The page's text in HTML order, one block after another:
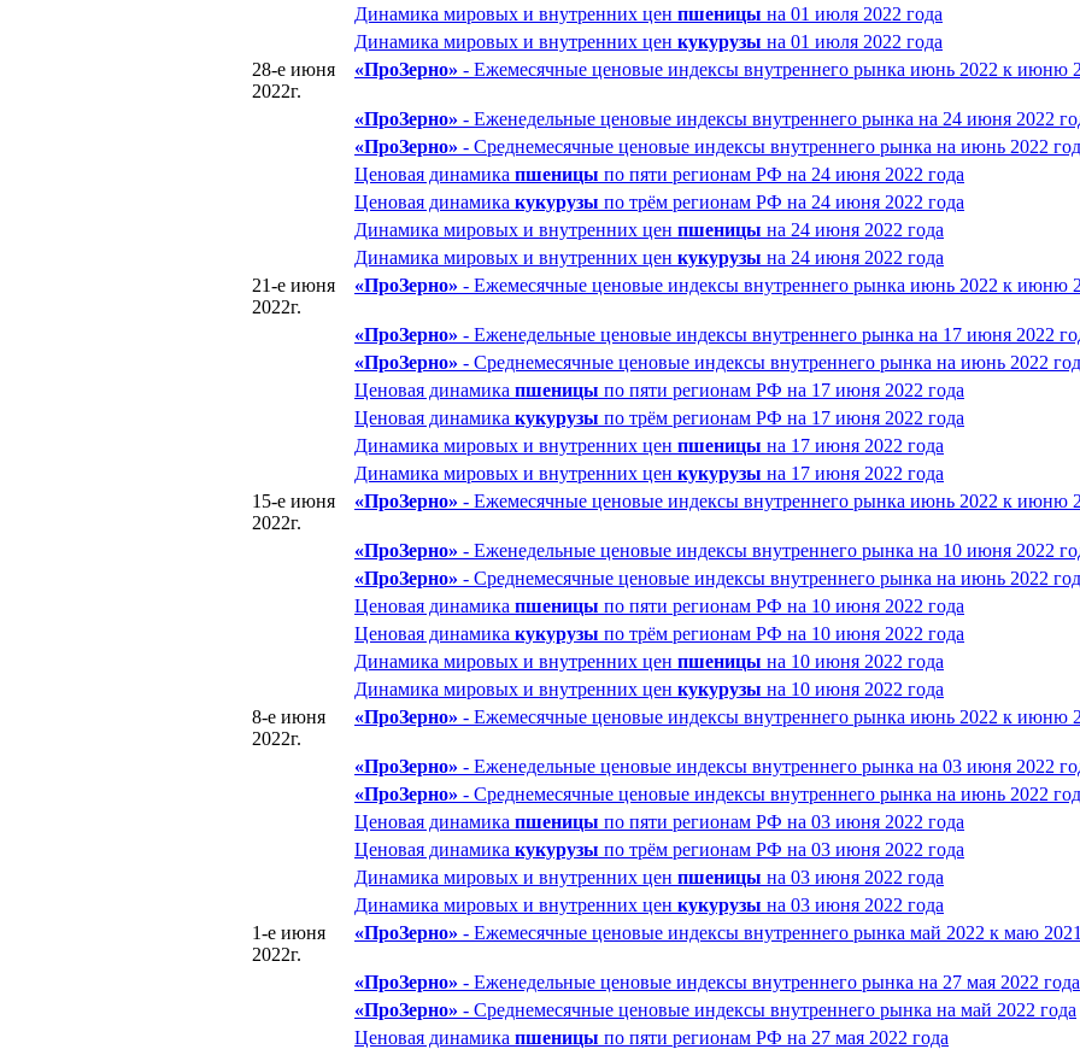
Динамика мировых и внутренних цен пшеницы на 01 июля 2022 года
Динамика мировых и внутренних цен кукурузы на 01 июля 2022 года
28-е июня
2022г.
«ПроЗерно» - Ежемесячные ценовые индексы внутреннего рынка июнь 2022 к июню
«ПроЗерно» - Еженедельные ценовые индексы внутреннего рынка на 24 июня 2022
«ПроЗерно» - Среднемесячные ценовые индексы внутреннего рынка на июнь 2022
Ценовая динамика пшеницы по пяти регионам РФ на 24 июня 2022 года
Ценовая динамика кукурузы по трём регионам РФ на 24 июня 2022 года
Динамика мировых и внутренних цен пшеницы на 24 июня 2022 года
Динамика мировых и внутренних цен кукурузы на 24 июня 2022 года
21-е июня
2022г.
«ПроЗерно» - Ежемесячные ценовые индексы внутреннего рынка июнь 2022 к июню
«ПроЗерно» - Еженедельные ценовые индексы внутреннего рынка на 17 июня 2022
«ПроЗерно» - Среднемесячные ценовые индексы внутреннего рынка на июнь 2022
Ценовая динамика пшеницы по пяти регионам РФ на 17 июня 2022 года
Ценовая динамика кукурузы по трём регионам РФ на 17 июня 2022 года
Динамика мировых и внутренних цен пшеницы на 17 июня 2022 года
Динамика мировых и внутренних цен кукурузы на 17 июня 2022 года
15-е июня
2022г.
«ПроЗерно» - Ежемесячные ценовые индексы внутреннего рынка июнь 2022 к июню
«ПроЗерно» - Еженедельные ценовые индексы внутреннего рынка на 10 июня 2022
«ПроЗерно» - Среднемесячные ценовые индексы внутреннего рынка на июнь 2022
Ценовая динамика пшеницы по пяти регионам РФ на 10 июня 2022 года
Ценовая динамика кукурузы по трём регионам РФ на 10 июня 2022 года
Динамика мировых и внутренних цен пшеницы на 10 июня 2022 года
Динамика мировых и внутренних цен кукурузы на 10 июня 2022 года
8-е июня
2022г.
«ПроЗерно» - Ежемесячные ценовые индексы внутреннего рынка июнь 2022 к июню
«ПроЗерно» - Еженедельные ценовые индексы внутреннего рынка на 03 июня 2022
«ПроЗерно» - Среднемесячные ценовые индексы внутреннего рынка на июнь 2022
Ценовая динамика пшеницы по пяти регионам РФ на 03 июня 2022 года
Ценовая динамика кукурузы по трём регионам РФ на 03 июня 2022 года
Динамика мировых и внутренних цен пшеницы на 03 июня 2022 года
Динамика мировых и внутренних цен кукурузы на 03 июня 2022 года
1-е июня
2022г.
«ПроЗерно» - Ежемесячные ценовые индексы внутреннего рынка май 2022 к маю 2021
«ПроЗерно» - Еженедельные ценовые индексы внутреннего рынка на 27 мая 2022 года
«ПроЗерно» - Среднемесячные ценовые индексы внутреннего рынка на май 2022 года
Ценовая динамика пшеницы по пяти регионам РФ на 27 мая 2022 года